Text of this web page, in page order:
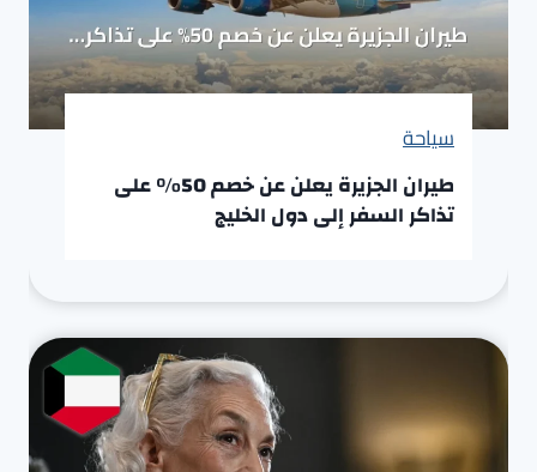
سياحة
طيران الجزيرة يعلن عن خصم 50% على
تذاكر السفر إلى دول الخليج